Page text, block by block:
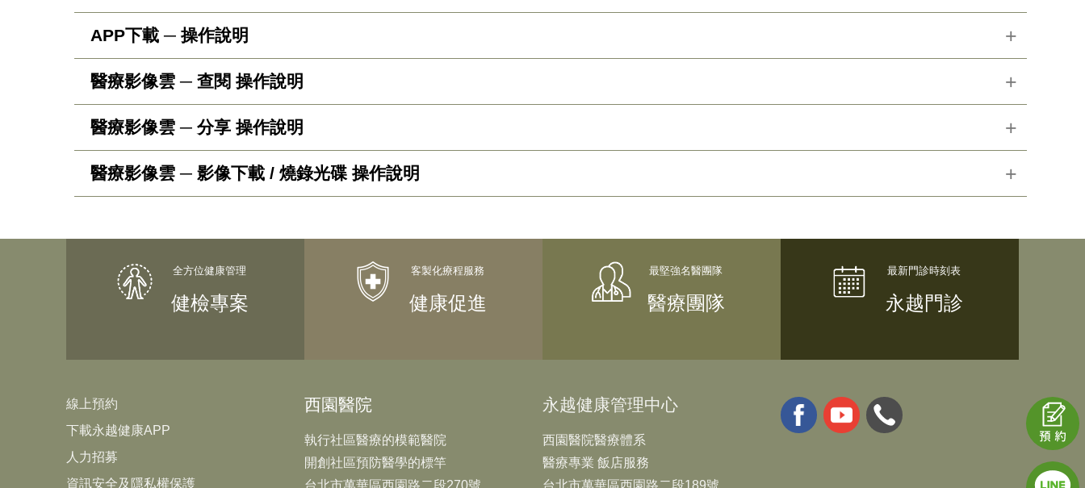
APP下載 ─ 操作說明
APP下載連結
醫療影像雲 ─ 查閱 操作說明
永越APP【醫療影像雲】，高解析度的影像，具醫療判讀價值，提供線上查閱功能。因個人醫療資訊依相關法規，需本人簽署「雲端授權書」，
以開啟使用。
1. APP首頁點選【醫療影像雲】
醫療影像雲 ─ 分享 操作說明
永越APP【醫療影像雲】，高解析度的影像，具醫療判讀價值，提供線上分享功能，方便民眾於院外就醫使用。因個人醫療資訊依相關法規，需
本人到館於一樓櫃檯簽署「雲端授權書」，以開啟使用。
1.(民眾) 前往醫療院所後，開啟APP，點選【醫療影像雲】
醫療影像雲 ─ 影像下載 / 燒錄光碟 操作說明
人到館於一樓櫃檯簽署「雲端授權書」，以開啟使用。
※此功能自2022年6月8日啟用，適用於2022年4月1日後的健檢貴賓（健檢報告產出後即可使用）
1. APP首頁點選【醫療影像雲】
健檢專案 健康促進 醫療團隊 永越門診
線上預約
下載永越健康APP
人力招募
資訊安全及隱私權保護
西園醫院
執行社區醫療的模範醫院
開創社區預防醫學的標竿
台北市萬華區西園路二段270號
永越健康管理中心
西園醫院醫療體系
醫療專業 飯店服務
台北市萬華區西園路二段189號